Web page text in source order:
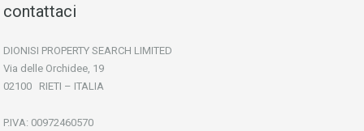
contattaci
DIONISI PROPERTY SEARCH LIMITED
Via delle Orchidee, 19
02100 RIETI – ITALIA
P.IVA: 00972460570